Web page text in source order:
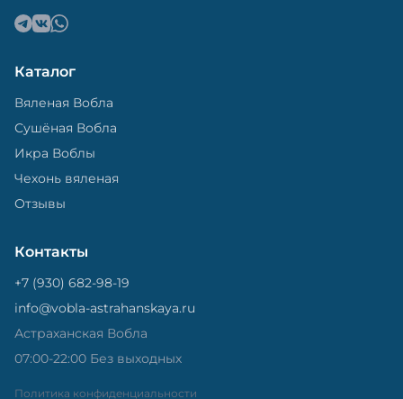
Каталог
Вяленая Вобла
Сушёная Вобла
Икра Воблы
Чехонь вяленая
Отзывы
Контакты
+7 (930) 682-98-19
info@vobla-astrahanskaya.ru
Астраханская Вобла
07:00-22:00 Без выходных
Политика конфиденциальности